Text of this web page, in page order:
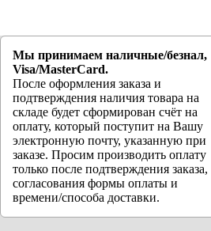
Мы принимаем наличные/безнал,
Visa/MasterCard.
После оформления заказа и
подтверждения наличия товара на
складе будет сформирован счёт на
оплату, который поступит на Вашу
электронную почту, указанную при
заказе. Просим производить оплату
только после подтверждения заказа,
согласования формы оплаты и
времени/способа доставки.